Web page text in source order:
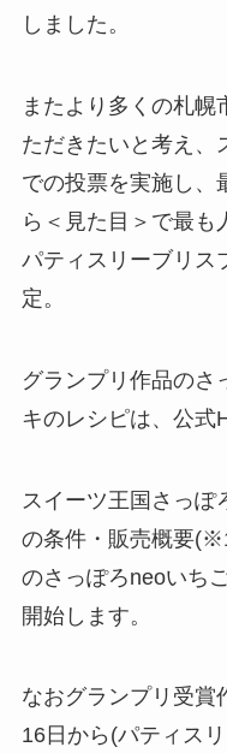
しました。
またより多くの札幌
ただきたいと考え、
での投票を実施し、
ら＜見た目＞で最も
パティスリーブリ
定。
グランプリ作品のさ
キのレシピは、公式
スイーツ王国さっぽ
の条件・販売概要
のさっぽろneoいち
開始します。
なおグランプリ受賞
16日から(パティス